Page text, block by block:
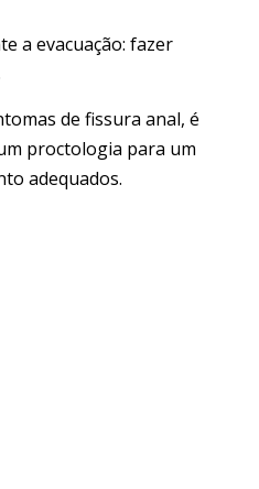
a evacuação: fazer
de fissura anal, é
proctologia para um
adequados.